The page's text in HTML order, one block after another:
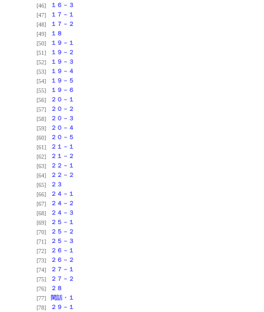
[46]
１６－３
[47]
１７－１
[48]
１７－２
[49]
１８
[50]
１９－１
[51]
１９－２
[52]
１９－３
[53]
１９－４
[54]
１９－５
[55]
１９－６
[56]
２０－１
[57]
２０－２
[58]
２０－３
[59]
２０－４
[60]
２０－５
[61]
２１－１
[62]
２１－２
[63]
２２－１
[64]
２２－２
[65]
２３
[66]
２４－１
[67]
２４－２
[68]
２４－３
[69]
２５－１
[70]
２５－２
[71]
２５－３
[72]
２６－１
[73]
２６－２
[74]
２７－１
[75]
２７－２
[76]
２８
[77]
閑話・１
[78]
２９－１